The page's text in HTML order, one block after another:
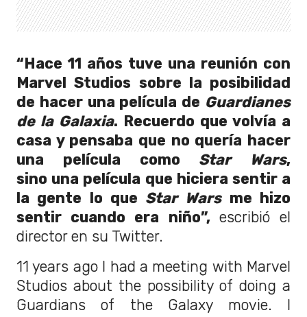
“Hace 11 años tuve una reunión con
Marvel Studios sobre la posibilidad
de hacer una película de Guardianes
de la Galaxia. Recuerdo que volvía a
casa y pensaba que no quería hacer
una película como Star Wars,
sino una película que hiciera sentir a
la gente lo que Star Warsme hizo
sentir cuando era niño”, escribió el
director en su Twitter.
11 years ago I had a meeting with Marvel
Studios about the possibility of doing a
Guardians of the Galaxy movie. I